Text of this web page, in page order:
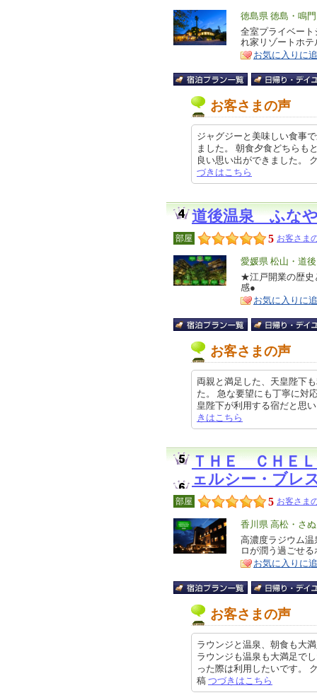
エ
リ
ア
徳島県 徳島・鳴門
特
徴
全室プライベー
れ家リゾートホテ
お気に入りに
お客さまの声
ジャグジーと美味しい食事
ました。 朝食夕食どちらも
良い思い出ができました。
づきはこちら
道後温泉 ふな
部屋 5 お客さま
エ
リ
ア
愛媛県 松山・道後
特
徴
★江戸開業の歴史
感●
お気に入りに
お客さまの声
両親と満足した、天皇陛下
た。 急な要望にも丁寧に対
皇陛下が利用する宿だと思
きはこちら
ＴＨＥ ＣＨＥ
ェルシー・ブレ
部屋 5 お客さま
エ
リ
ア
香川県 高松・さ
特
徴
高濃度ラジウム
ロが潤う過ごせる
お気に入りに
お客さまの声
ラウンジと温泉、朝食も大
ラウンジも温泉も大満足で
った際は利用したいです。
稿 つづきはこちら